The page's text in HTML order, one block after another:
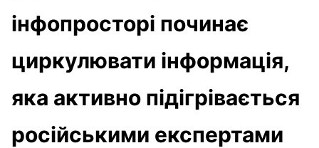
інфопросторі починає
циркулювати інформація,
яка активно підігрівається
російськими експертами